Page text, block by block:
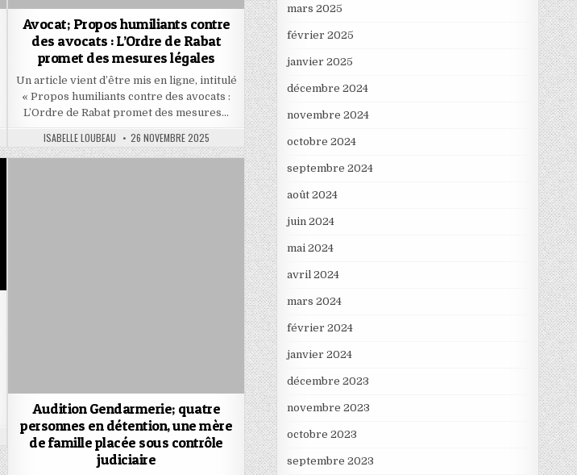
Avocat; Propos humiliants contre
des avocats : L’Ordre de Rabat
promet des mesures légales
Un article vient d’être mis en ligne, intitulé
« Propos humiliants contre des avocats :
L’Ordre de Rabat promet des mesures…
AUTHOR:
ISABELLE LOUBEAU PUBLISHED
DATE:
26 NOVEMBRE 2025
Audition Gendarmerie; quatre
personnes en détention, une mère
de famille placée sous contrôle
judiciaire
mars 2025
février 2025
janvier 2025
décembre 2024
novembre 2024
octobre 2024
septembre 2024
août 2024
juin 2024
mai 2024
avril 2024
mars 2024
février 2024
janvier 2024
décembre 2023
novembre 2023
octobre 2023
septembre 2023